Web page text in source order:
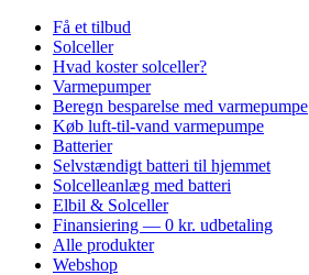
Få et tilbud
Solceller
Hvad koster solceller?
Varmepumper
Beregn besparelse med varmepumpe
Køb luft-til-vand varmepumpe
Batterier
Selvstændigt batteri til hjemmet
Solcelleanlæg med batteri
Elbil & Solceller
Finansiering — 0 kr. udbetaling
Alle produkter
Webshop